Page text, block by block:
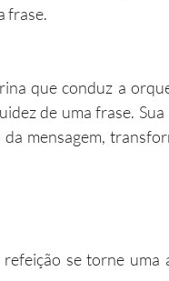
frase.
que conduz a
de uma frase. Sua
mensagem,
se torne uma